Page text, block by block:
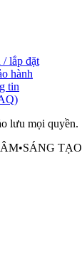
/ lắp đặt
hành
tin
lưu mọi quyền.
•SÁNG TẠO